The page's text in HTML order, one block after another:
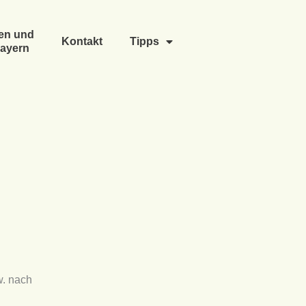
und
Kontakt Tipps
nach